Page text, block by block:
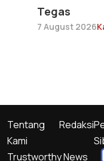
Tegas
7 August 2026
Trustworthy News
Tentang
Kami
Redaksi